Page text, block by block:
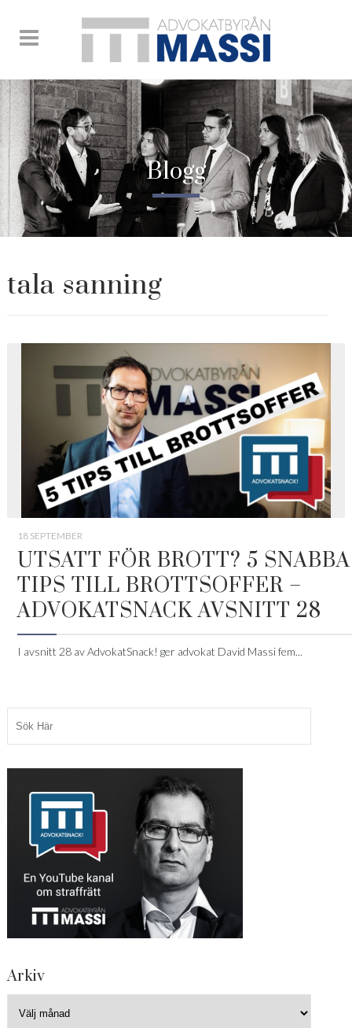
Blogg
tala sanning
18 SEPTEMBER
UTSATT FÖR BROTT? 5 SNABBA
TIPS TILL BROTTSOFFER –
ADVOKATSNACK AVSNITT 28
I avsnitt 28 av AdvokatSnack! ger advokat David Massi fem...
Arkiv